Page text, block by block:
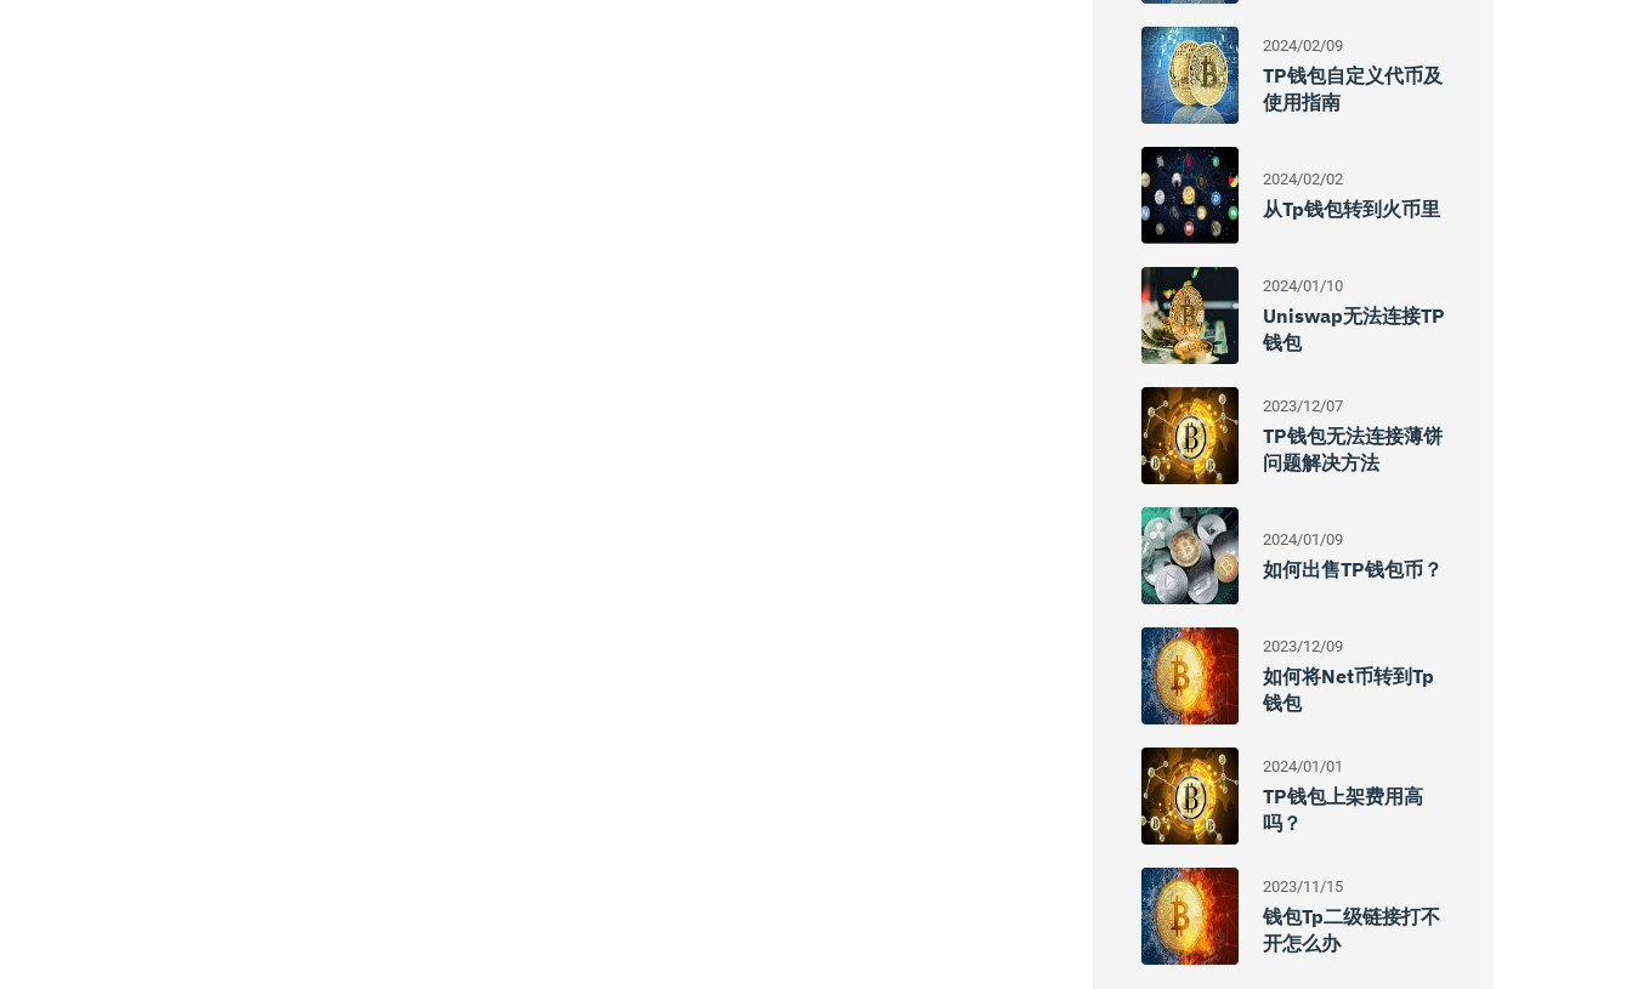
2024/02/09
TP钱包自定义代币及
使用指南
2024/02/02
从tp钱包转到火币里
2024/01/10
Uniswap无法连接TP
钱包
2023/12/07
TP钱包无法连接薄饼
问题解决方法
2024/01/09
如何出售TP钱包币？
2023/12/09
如何将net币转到tp
钱包
2024/01/01
TP钱包上架费用高
吗？
2023/11/15
钱包tp二级链接打不
开怎么办